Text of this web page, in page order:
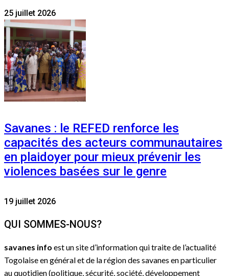
25 juillet 2026
Savanes : le REFED renforce les
capacités des acteurs communautaires
en plaidoyer pour mieux prévenir les
violences basées sur le genre
19 juillet 2026
QUI SOMMES-NOUS?
savanes info est un site d’information qui traite de l’actualité
Togolaise en général et de la région des savanes en particulier
au quotidien (politique, sécurité, société, développement